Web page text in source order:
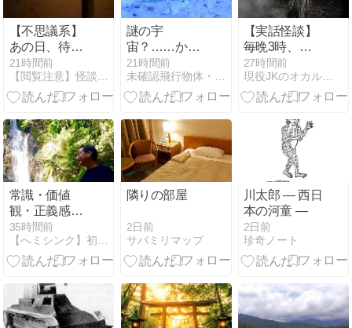
【不思議系】
あの日、待ち
合わせに行っ
ていたら私は
消えていた
21時間前
【閲覧注意】怪談の森【怖い話まとめ】
謎の宇
宙？……かど
こかの映像！
21時間前
未確認飛行物体・地球外知的生命体
【実話怪談】
毎晩3時、玄
関のドアノブ
を回す「誰
か」…管理会
隠した団地の
27時間前
現役JKのオカルト秘忘録
常識・価値
観・正義感・
倫理観？ イラ
ネ！
35時間前
【へミシンク】初心者でも３カ月でブレイクできる！
隣りの部屋
2日前
サバミリマップ
川太郎 ― 西日
本の河童 ―
2日前
珍奇ノート